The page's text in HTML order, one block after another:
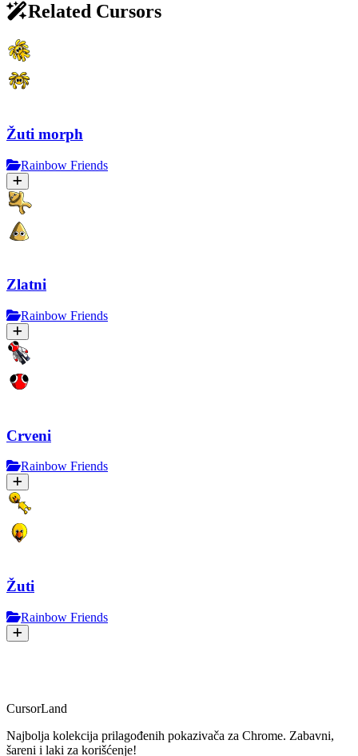
Related Cursors
Žuti morph
Rainbow Friends
Zlatni
Rainbow Friends
Crveni
Rainbow Friends
Žuti
Rainbow Friends
CursorLand
Najbolja kolekcija prilagođenih pokazivača za Chrome. Zabavni,
šareni i laki za korišćenje!